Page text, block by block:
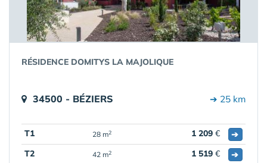
RÉSIDENCE DOMITYS LA MAJOLIQUE
34500 - BÉZIERS ➔ 25 km
T1 28 m2 1 209 €
➔
T2
42 m2 1 519 €
➔